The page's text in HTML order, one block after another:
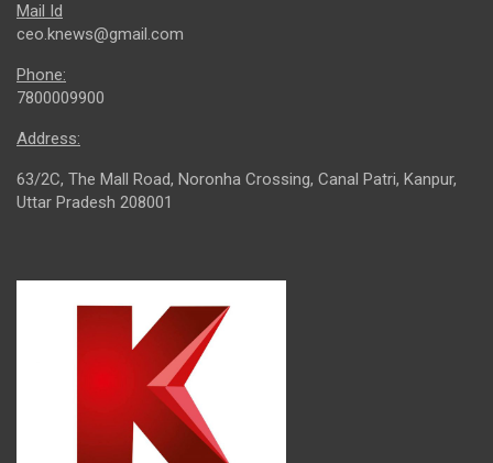
Mail Id
ceo.knews@gmail.com
Phone:
7800009900
Address:
63/2C, The Mall Road, Noronha Crossing, Canal Patri, Kanpur,
Uttar Pradesh 208001